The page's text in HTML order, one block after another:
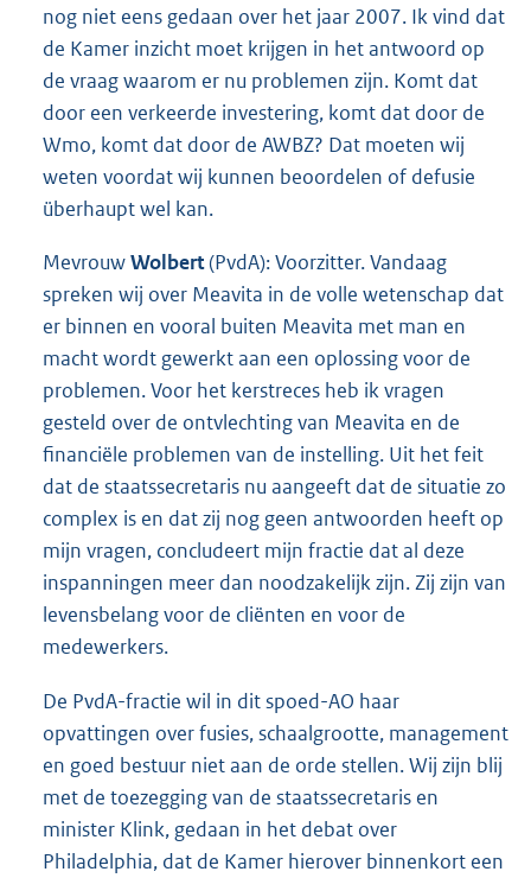
nog niet eens gedaan over het jaar 2007. Ik vind dat
de Kamer inzicht moet krijgen in het antwoord op
de vraag waarom er nu problemen zijn. Komt dat
door een verkeerde investering, komt dat door de
Wmo, komt dat door de AWBZ? Dat moeten wij
weten voordat wij kunnen beoordelen of defusie
überhaupt wel kan.
MevrouwWolbert(PvdA): Voorzitter. Vandaag
spreken wij over Meavita in de volle wetenschap dat
er binnen en vooral buiten Meavita met man en
macht wordt gewerkt aan een oplossing voor de
problemen. Voor het kerstreces heb ik vragen
gesteld over de ontvlechting van Meavita en de
financiële problemen van de instelling. Uit het feit
dat de staatssecretaris nu aangeeft dat de situatie zo
complex is en dat zij nog geen antwoorden heeft op
mijn vragen, concludeert mijn fractie dat al deze
inspanningen meer dan noodzakelijk zijn. Zij zijn van
levensbelang voor de cliënten en voor de
medewerkers.
De PvdA-fractie wil in dit spoed-AO haar
opvattingen over fusies, schaalgrootte, management
en goed bestuur niet aan de orde stellen. Wij zijn blij
met de toezegging van de staatssecretaris en
minister Klink, gedaan in het debat over
Philadelphia, dat de Kamer hierover binnenkort een